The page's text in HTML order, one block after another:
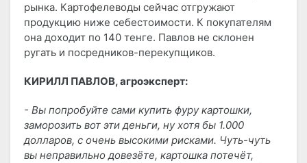
рынка. Картофелеводы сейчас отгружают
продукцию ниже себестоимости. К покупателям
она доходит по 140 тенге. Павлов не склонен
ругать и посредников-перекупщиков.
КИРИЛЛ ПАВЛОВ, агроэксперт:
- Вы попробуйте сами купить фуру картошки,
заморозить вот эти деньги, ну хотя бы 1.000
долларов, с очень высокими рисками. Чуть-чуть
вы неправильно довезёте, картошка потечёт,